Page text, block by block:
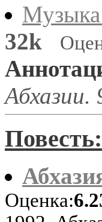
Музыка
32k
Абхазии.
Повесть:
Оценка: